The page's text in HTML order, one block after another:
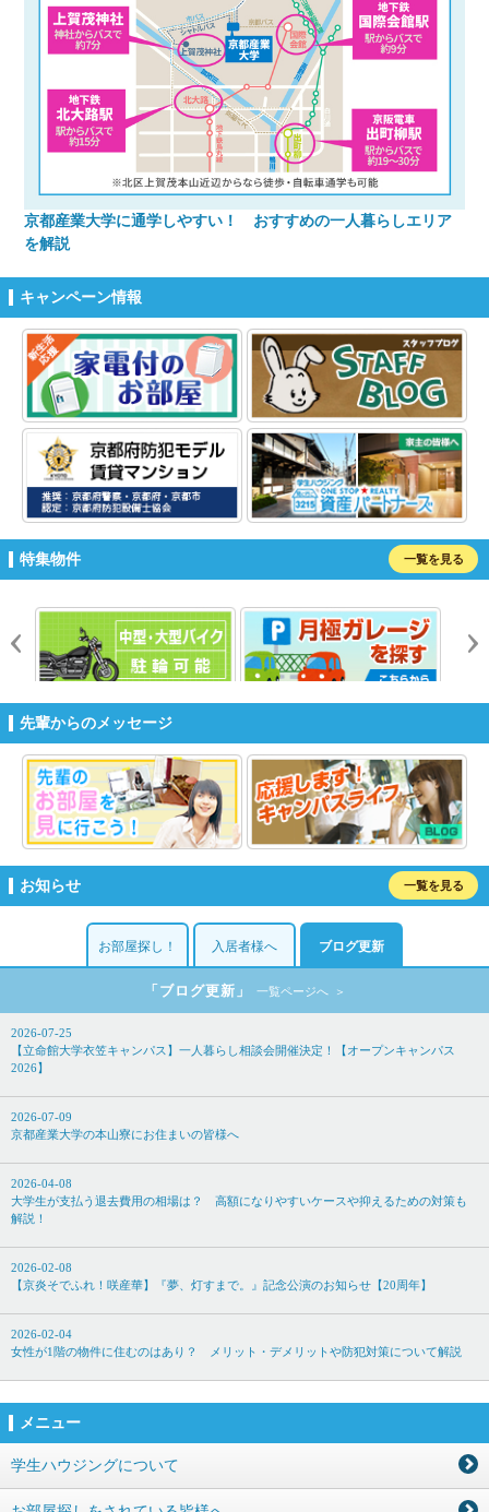
京都産業大学に通学しやすい！ おすすめの一人暮らしエリア
を解説
キャンペーン情報
特集物件 一覧を見る
prev
先輩からのメッセージ
お知らせ 一覧を見る
お部屋探し！ 入居者様へ ブログ更新
「ブログ更新」 一覧ページへ
2026-07-25
【立命館大学衣笠キャンパス】一人暮らし相談会開催決定！【オープンキャンパス
2026】
2026-07-09
京都産業大学の本山寮にお住まいの皆様へ
2026-04-08
大学生が支払う退去費用の相場は？ 高額になりやすいケースや抑えるための対策も
解説！
2026-02-08
【京炎そでふれ！咲産華】『夢、灯すまで。』記念公演のお知らせ【20周年】
2026-02-04
女性が1階の物件に住むのはあり？ メリット・デメリットや防犯対策について解説
メニュー
学生ハウジングについて